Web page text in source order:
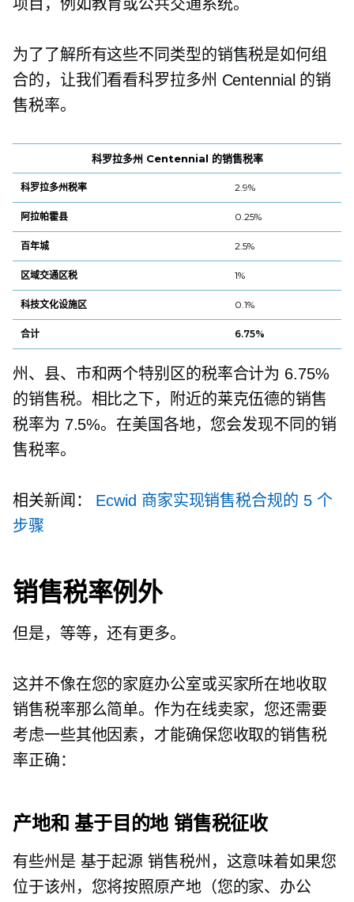
项目，例如教育或公共交通系统。
为了了解所有这些不同类型的销售税是如何组
合的，让我们看看科罗拉多州 Centennial 的销
售税率。
科罗拉多州 Centennial 的销售税率
科罗拉多州税率 2.9%
阿拉帕霍县 0.25%
百年城 2.5%
区域交通区税 1%
科技文化设施区 0.1%
合计 6.75%
州、县、市和两个特别区的税率合计为 6.75%
的销售税。相比之下，附近的莱克伍德的销售
税率为 7.5%。在美国各地，您会发现不同的销
售税率。
相关新闻： Ecwid 商家实现销售税合规的 5 个
步骤
销售税率例外
但是，等等，还有更多。
这并不像在您的家庭办公室或买家所在地收取
销售税率那么简单。作为在线卖家，您还需要
考虑一些其他因素，才能确保您收取的销售税
率正确：
产地和基于目的地 销售税征收
有些州是 基于起源 销售税州，这意味着如果您
位于该州，您将按照原产地（您的家、办公